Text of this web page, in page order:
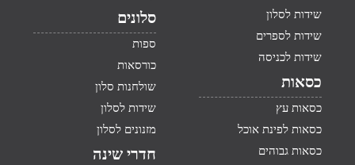
שידות לסלון
שידות לספרים
שידות לכניסה
כסאות
כסאות עץ
כסאות לפינת אוכל
כסאות גבוהים
סלונים
ספות
כורסאות
שולחנות סלון
שידות לסלון
מזנונים לסלון
חדרי שינה